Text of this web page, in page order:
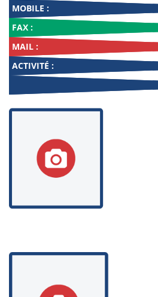
MOBILE :
FAX :
MAIL :
ACTIVITÉ :